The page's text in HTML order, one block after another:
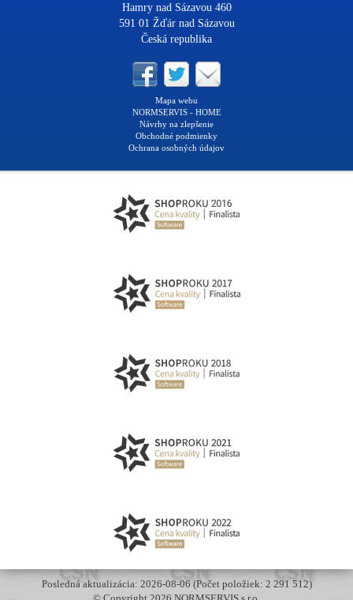
Hamry nad Sázavou 460
591 01 Žďár nad Sázavou
Česká republika
Mapa webu
NORMSERVIS - HOME
Návrhy na zlepšenie
Obchodné podmienky
Ochrana osobných údajov
Posledná aktualizácia: 2026-08-06 (Počet položiek: 2 291 512)